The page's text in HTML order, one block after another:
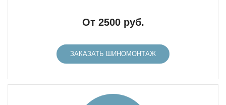
От 2500 руб.
ЗАКАЗАТЬ ШИНОМОНТАЖ